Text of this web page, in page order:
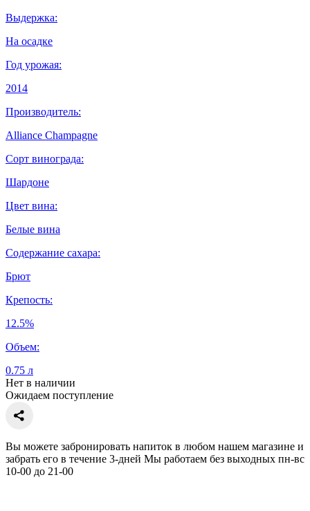
Выдержка:
На осадке
Год урожая:
2014
Производитель:
Alliance Champagne
Сорт винограда:
Шардоне
Цвет вина:
Белые вина
Содержание сахара:
Брют
Крепость:
12.5%
Объем:
0.75 л
Нет в наличии
Ожидаем поступление
Вы можете забронировать напиток в любом нашем магазине и
забрать его в течение 3-дней Мы работаем без выходных пн-вс
10-00 до 21-00